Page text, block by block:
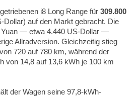
i8 Long Range für 309.800
Dollar) auf den Markt gebracht. Die
Yuan — etwa 4.440 US-Dollar —
Allradversion. Gleichzeitig stieg
720 auf 780 km, während der
von 14,8 auf 13,6 kWh je 100 km
der Wagen seine 97,8-kWh-